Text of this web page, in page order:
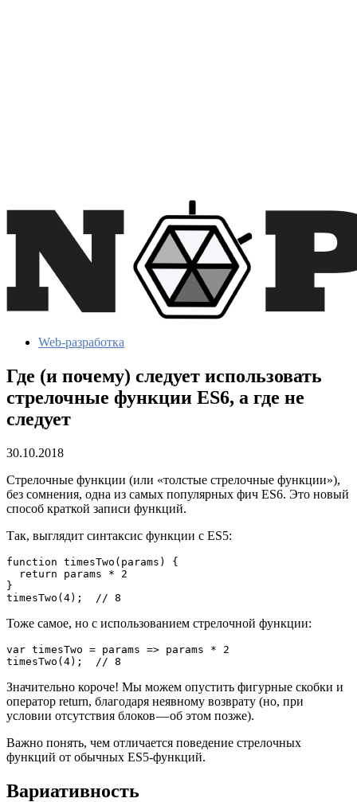
Web-разработка
Где (и почему) следует использовать
стрелочные функции ES6, а где не
следует
30.10.2018
Стрелочные функции (или «толстые стрелочные функции»),
без сомнения, одна из самых популярных фич ES6. Это новый
способ краткой записи функций.
Так, выглядит синтаксис функции с ES5:
function timesTwo(params) {
  return params * 2
}
timesTwo(4);  // 8
Тоже самое, но с использованием стрелочной функции:
var timesTwo = params => params * 2
timesTwo(4);  // 8
Значительно короче! Мы можем опустить фигурные скобки и
оператор return, благодаря неявному возврату (но, при
условии отсутствия блоков — об этом позже).
Важно понять, чем отличается поведение стрелочных
функций от обычных ES5-функций.
Вариативность